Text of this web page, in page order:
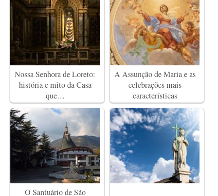
Nossa Senhora de Loreto:
história e mito da Casa
que…
A Assunção de Maria e as
celebrações mais
características
O Santuário de São